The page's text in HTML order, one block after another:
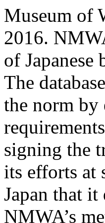
Museum of
2016.
of
The
the norm by
signing the
its efforts at
Japan that
NMWA’s